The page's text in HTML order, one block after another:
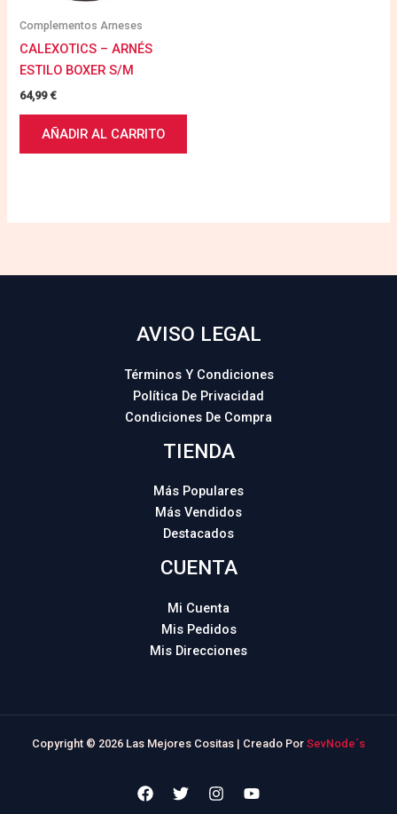
Complementos Arneses
CALEXOTICS – ARNÉS
ESTILO BOXER S/M
64,99€
AÑADIR AL CARRITO
AVISO LEGAL
Términos Y Condiciones
Política De Privacidad
Condiciones De Compra
TIENDA
Más Populares
Más Vendidos
Destacados
CUENTA
Mi Cuenta
Mis Pedidos
Mis Direcciones
Copyright © 2026 Las Mejores Cositas | Creado Por SevNode´s